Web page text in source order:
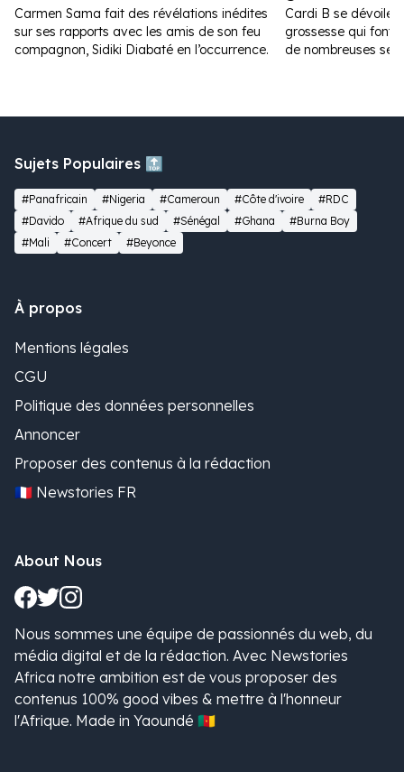
Carmen Sama fait des révélations inédites
sur ses rapports avec les amis de son feu
compagnon, Sidiki Diabaté en l’occurrence.
Cardi B se dévoile
grossesse qui font
de nombreuses
Sujets Populaires 🔝
#Panafricain #Nigeria #Cameroun #Côte d'ivoire
#RDC
#Davido
#Afrique du sud #Sénégal #Ghana
#Burna Boy
#Mali
#Concert #Beyonce
À propos
Mentions légales
CGU
Politique des données personnelles
Annoncer
Proposer des contenus à la rédaction
🇫🇷 Newstories FR
About Nous
Nous sommes une équipe de passionnés du web, du
média digital et de la rédaction. Avec Newstories
Africa notre ambition est de vous proposer des
contenus 100% good vibes & mettre à l'honneur
l'Afrique. Made in Yaoundé 🇨🇲